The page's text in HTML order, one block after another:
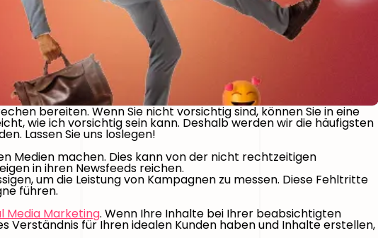
bereiten. Wenn Sie nicht vorsichtig sind, können Sie in eine
wie ich vorsichtig sein kann. Deshalb werden wir die häufigsten
Lassen Sie uns loslegen!
Medien machen. Dies kann von der nicht rechtzeitigen
in ihren Newsfeeds reichen.
um die Leistung von Kampagnen zu messen. Diese Fehltritte
führen.
Media Marketing. Wenn Ihre Inhalte bei Ihrer beabsichtigten
Verständnis für Ihren idealen Kunden haben und Inhalte erstellen,